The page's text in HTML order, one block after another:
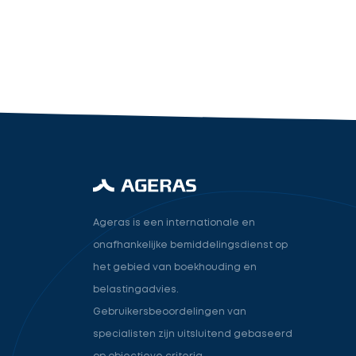
Ageras is een internationale en
onafhankelijke bemiddelingsdienst op
het gebied van boekhouding en
belastingadvies.
Gebruikersbeoordelingen van
specialisten zijn uitsluitend gebaseerd